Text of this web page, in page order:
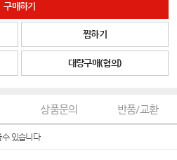
구매하기
찜하기
대량구매(협의)
상품문의 반품/교환
수 있습니다